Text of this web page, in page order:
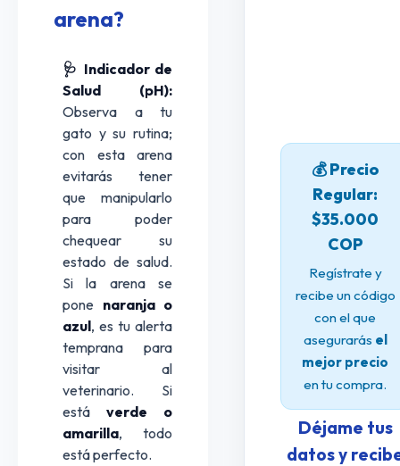
arena?
🩺 Indicador de
Salud (pH):
Observa a tu
gato y su rutina;
con esta arena
evitarás tener
que manipularlo
para poder
chequear su
estado de salud.
Si la arena se
pone naranja o
azul, es tu alerta
temprana para
visitar al
veterinario. Si
está verde o
amarilla, todo
está perfecto.
💰 Precio
Regular:
$35.000
COP
Regístrate y
recibe un código
con el que
asegurarás el
mejor precio
en tu compra.
Déjame tus
datos y